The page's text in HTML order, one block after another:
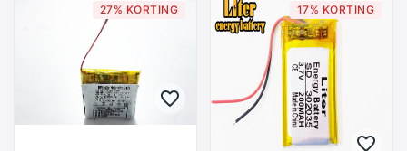
mp3, mp4, mp5, dvd
GPS PSP PDA MP3/
MP4 MP5 041235
27% KORTING 17% KORTING